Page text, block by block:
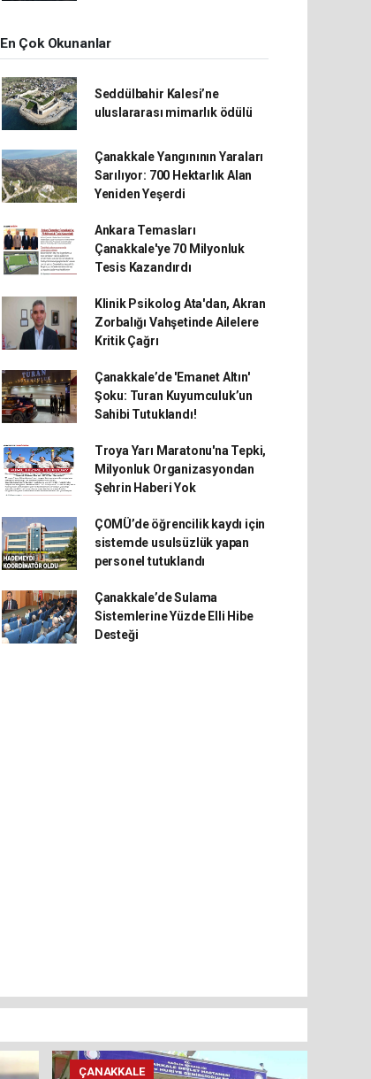
En Çok Okunanlar
Seddülbahir Kalesi’ne
uluslararası mimarlık ödülü
Çanakkale Yangınının Yaraları
Sarılıyor: 700 Hektarlık Alan
Yeniden Yeşerdi
Ankara Temasları
Çanakkale'ye 70 Milyonluk
Tesis Kazandırdı
Klinik Psikolog Ata'dan, Akran
Zorbalığı Vahşetinde Ailelere
Kritik Çağrı
Çanakkale’de 'Emanet Altın'
Şoku: Turan Kuyumculuk’un
Sahibi Tutuklandı!
Troya Yarı Maratonu'na Tepki,
Milyonluk Organizasyondan
Şehrin Haberi Yok
ÇOMÜ’de öğrencilik kaydı için
sistemde usulsüzlük yapan
personel tutuklandı
Çanakkale’de Sulama
Sistemlerine Yüzde Elli Hibe
Desteği
ÇANAKKALE